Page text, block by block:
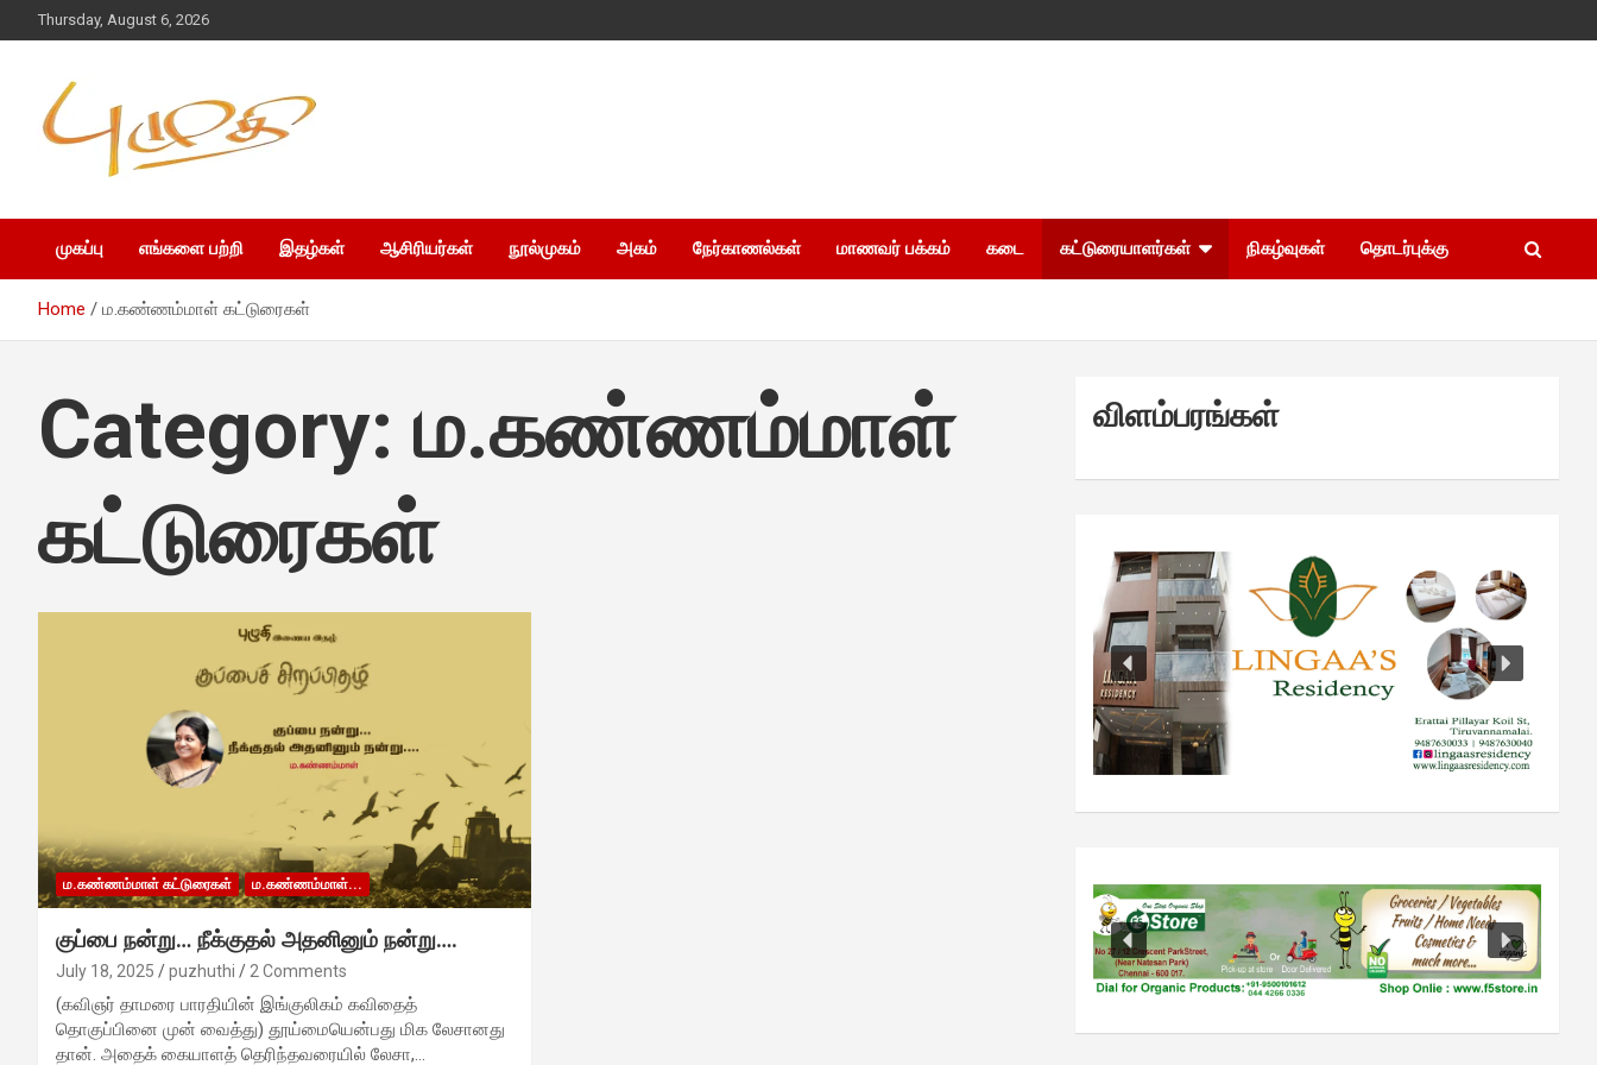
Thursday, August 6, 2026
முகப்பு எங்களை பற்றி இதழ்கள் ஆசிரியர்கள் நூல்முகம் அகம் நேர்காணல்கள் மாணவர் பக்கம் கடை கட்டுரையாளர்கள் நிகழ்வுகள் தொடர்புக்கு
Home ம.கண்ணம்மாள் கட்டுரைகள்
Category: ம.கண்ணம்மாள்
கட்டுரைகள்
ம.கண்ணம்மாள் கட்டுரைகள் ம.கண்ணம்மாள்...
குப்பை நன்று… நீக்குதல் அதனினும் நன்று….
July 18, 2025 puzhuthi 2 Comments
(கவிஞர் தாமரை பாரதியின் இங்குலிகம் கவிதைத்
தொகுப்பினை முன் வைத்து) தூய்மையென்பது மிக லேசானது
தான். அதைக் கையாளத் தெரிந்தவரையில் லேசா,…
விளம்பரங்கள்